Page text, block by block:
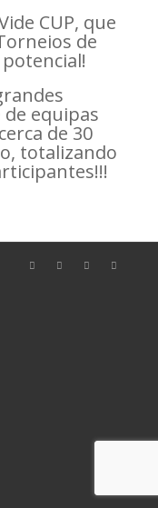
CUP, que
de
equipas
de 30
totalizando